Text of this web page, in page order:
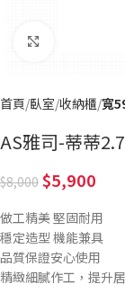
首頁 臥室 收納櫃 寬
AS雅司-蒂蒂
8,000 5,900
做工精美 堅固耐用
穩定造型 機能兼具
品質保證安心使用
精緻細膩作工，提升